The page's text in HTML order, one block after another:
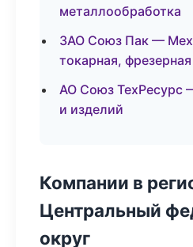
металлообработка
ЗАО Союз Пак —
токарная, фрезерная
АО Союз ТехРесурс
и изделий
Компании в
Центральный
округ